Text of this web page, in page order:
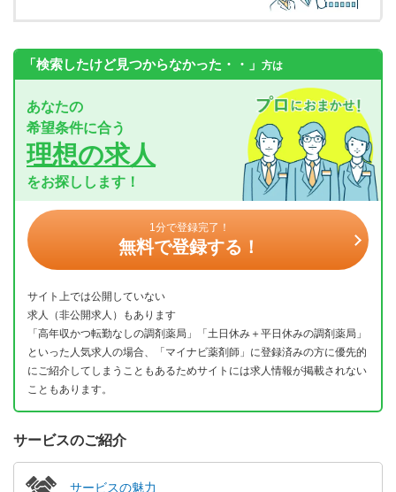
「検索したけど見つからなかった・・」 方は
あなたの
希望条件に合う
理想の求人
をお探しします！
1分で登録完了！
無料で登録する！
サイト上では公開していない
求人（非公開求人）もあります
「高年収かつ転勤なしの調剤薬局」「土日休み＋平日休みの調剤薬局」
といった人気求人の場合、「マイナビ薬剤師」に登録済みの方に優先的
にご紹介してしまうこともあるためサイトには求人情報が掲載されない
こともあります。
サービスのご紹介
サービスの魅力